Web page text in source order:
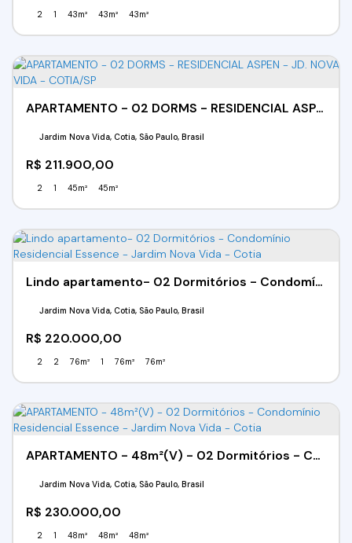
2 1 43m² 43m² 43m²
APARTAMENTO - 02 DORMS - RESIDENCIAL ASPEN - JD. NOVA VIDA - COTIA/SP
R$ 211.900,00
Jardim Nova Vida, Cotia, São Paulo, Brasil
2 1 45m² 45m²
Lindo apartamento- 02 Dormitórios - Condomínio Residencial Essence - Jardim Nova Vida - Cotia
R$ 220.000,00
Jardim Nova Vida, Cotia, São Paulo, Brasil
2 2 76m² 1 76m² 76m²
APARTAMENTO - 48m²(V) - 02 Dormitórios - Condomínio Residencial Essence - Jardim Nova Vida - Cotia
R$ 230.000,00
Jardim Nova Vida, Cotia, São Paulo, Brasil
2 1 48m² 48m² 48m²